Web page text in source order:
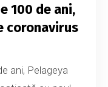
100 de ani,
coronavirus
ani, Pelageya